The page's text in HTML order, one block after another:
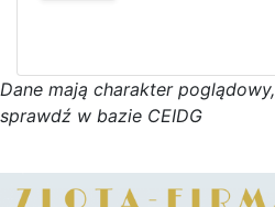
Dane mają charakter poglądowy,
sprawdź w bazie CEIDG